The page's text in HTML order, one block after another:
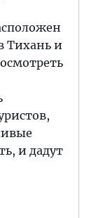
Тихань и
и дадут